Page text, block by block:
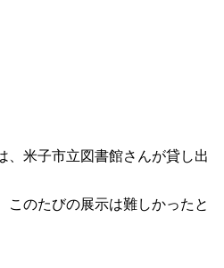
、米子市立図書館さんが貸し出
このたびの展示は難しかったと